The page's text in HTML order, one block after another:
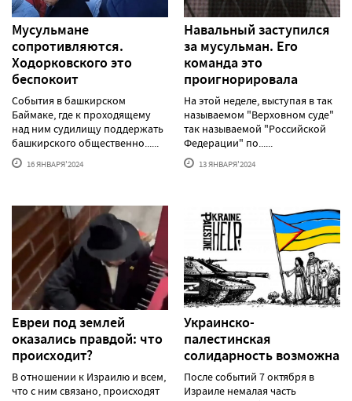
Мусульмане
сопротивляются.
Ходорковского это
беспокоит
События в башкирском
Баймаке, где к проходящему
над ним судилищу поддержать
башкирского общественно......
16 ЯНВАРЯ'2024
Навальный заступился
за мусульман. Его
команда это
проигнорировала
На этой неделе, выступая в так
называемом "Верховном суде"
так называемой "Российской
Федерации" по......
13 ЯНВАРЯ'2024
Евреи под землей
оказались правдой: что
происходит?
В отношении к Израилю и всем,
что с ним связано, происходят
Украинско-
палестинская
солидарность возможна
После событий 7 октября в
Израиле немалая часть